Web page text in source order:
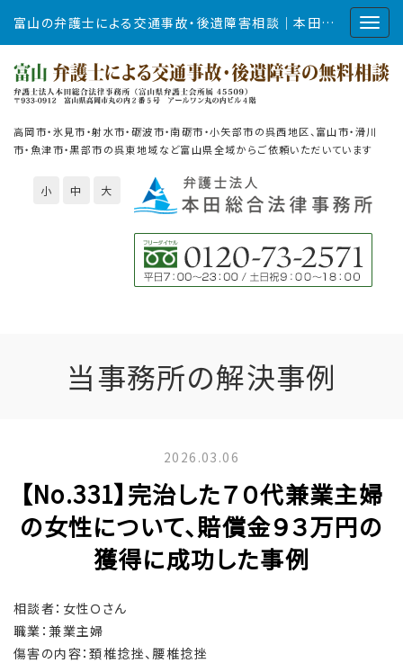
富山の弁護士による交通事故・後遺障害相談｜本田総合法律事務所
高岡市・氷見市・射水市・砺波市・南砺市・小矢部市の呉西地区、富山市・滑川
市・魚津市・黒部市の呉東地域など富山県全域からご依頼いただいています
小 中 大
当事務所の解決事例
2026.03.06
【No.331】完治した７０代兼業主婦
の女性について、賠償金９３万円の
獲得に成功した事例
相談者：女性Ｏさん
職業：兼業主婦
傷害の内容：頚椎捻挫、腰椎捻挫